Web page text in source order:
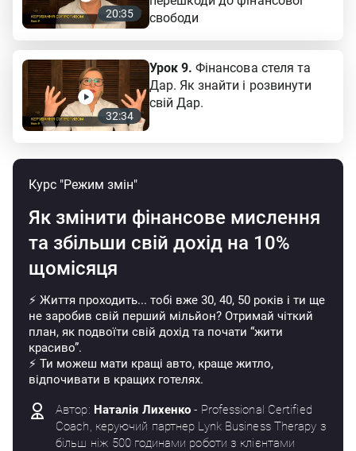
20:35
свободи
32:34
Урок 9. Фінансова стеля та
Дар. Як знайти і розвинути
свій Дар.
Курс "Режим змін"
Як змінити фінансове мислення
та збільши свій дохід на 10%
щомісяця
⚡ Життя проходить... тобі вже 30, 40, 50 років і ти ще
не заробив свій перший мільйон? Отримай чіткий
план, як подвоїти свій дохід та почати “жити
красиво”.
⚡ Ти можеш мати кращі авто, краще житло,
відпочивати в кращих готелях.
Автор: Наталія Лихенко - Professional Certified
Coach, керуючий партнер Lynk Business Therapy з
більш ніж 500 годинами роботи з клієнтами